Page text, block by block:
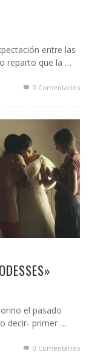
entre las
reparto que la …
0 Comentarios
el pasado
decir- primer …
0 Comentarios